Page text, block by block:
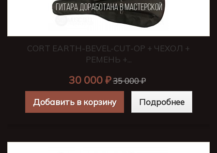
CORT EARTH-BEVEL-CUT-OP + ЧЕХОЛ +
РЕМЕНЬ +...
30 000 ₽35 000 ₽
Добавить в корзину Подробнее